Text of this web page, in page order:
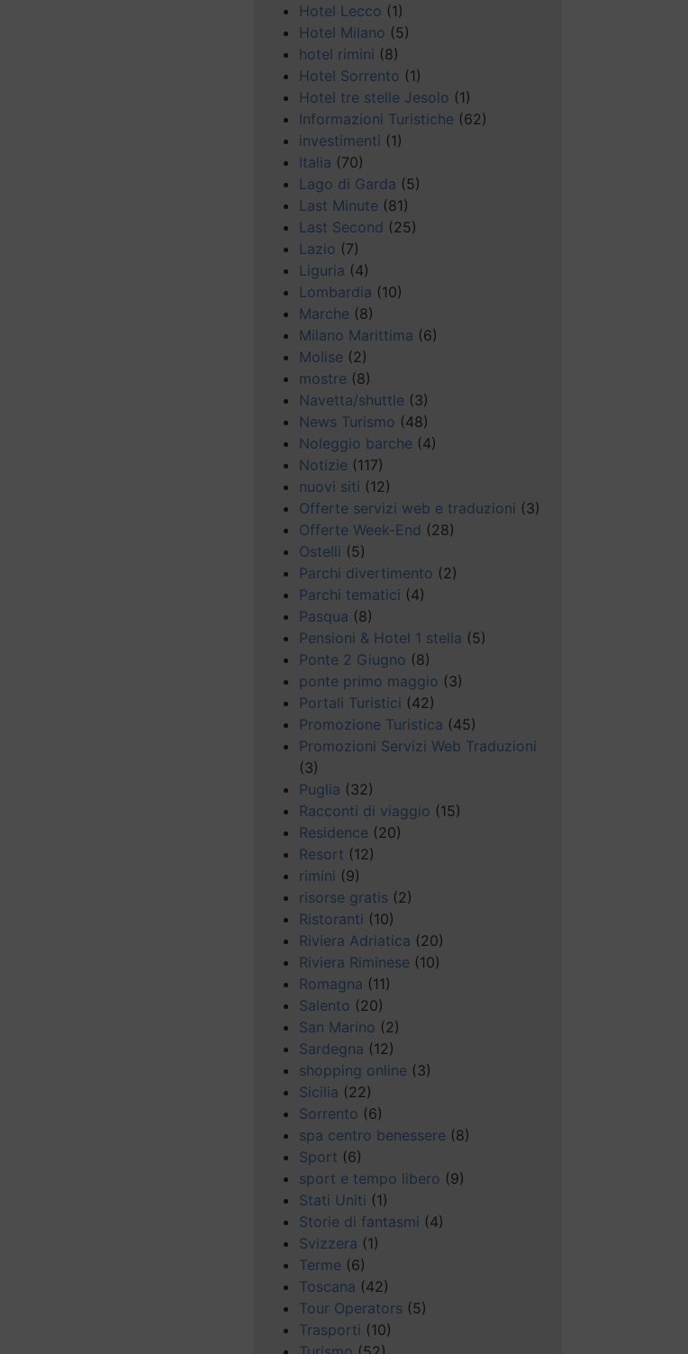
Hotel Lecco (1)
Hotel Milano (5)
hotel rimini (8)
Hotel Sorrento (1)
Hotel tre stelle Jesolo (1)
Informazioni Turistiche (62)
investimenti (1)
Italia (70)
Lago di Garda (5)
Last Minute (81)
Last Second (25)
Lazio (7)
Liguria (4)
Lombardia (10)
Marche (8)
Milano Marittima (6)
Molise (2)
mostre (8)
Navetta/shuttle (3)
News Turismo (48)
Noleggio barche (4)
Notizie (117)
nuovi siti (12)
Offerte servizi web e traduzioni (3)
Offerte Week-End (28)
Ostelli (5)
Parchi divertimento (2)
Parchi tematici (4)
Pasqua (8)
Pensioni & Hotel 1 stella (5)
Ponte 2 Giugno (8)
ponte primo maggio (3)
Portali Turistici (42)
Promozione Turistica (45)
Promozioni Servizi Web Traduzioni
(3)
Puglia (32)
Racconti di viaggio (15)
Residence (20)
Resort (12)
rimini (9)
risorse gratis (2)
Ristoranti (10)
Riviera Adriatica (20)
Riviera Riminese (10)
Romagna (11)
Salento (20)
San Marino (2)
Sardegna (12)
shopping online (3)
Sicilia (22)
Sorrento (6)
spa centro benessere (8)
Sport (6)
sport e tempo libero (9)
Stati Uniti (1)
Storie di fantasmi (4)
Svizzera (1)
Terme (6)
Toscana (42)
Tour Operators (5)
Trasporti (10)